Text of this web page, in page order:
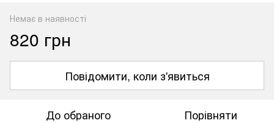
Немає в наявності
820 грн
Повідомити, коли з'явиться
До обраного Порівняти